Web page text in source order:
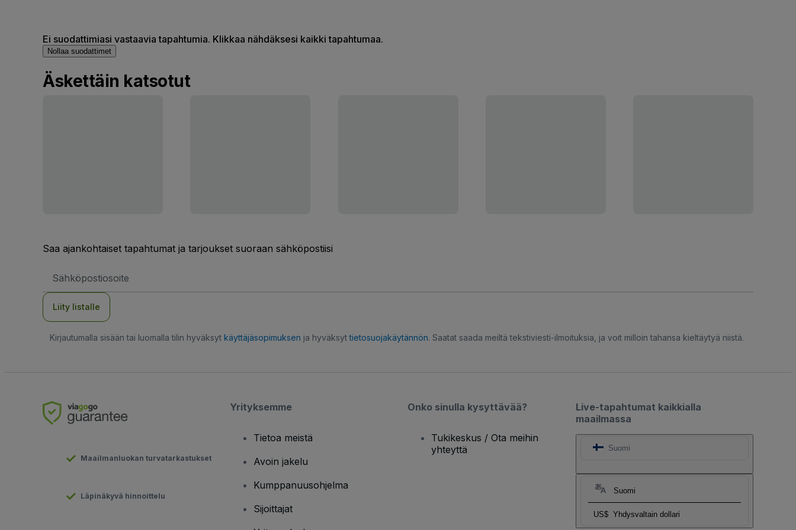
Ei suodattimiasi vastaavia tapahtumia. Klikkaa nähdäksesi kaikki tapahtumaa.
Nollaa suodattimet
Äskettäin katsotut
Saa ajankohtaiset tapahtumat ja tarjoukset suoraan sähköpostiisi
Liity listalle
Kirjautumalla sisään tai luomalla tilin hyväksyt käyttäjäsopimuksen ja hyväksyttietosuojakäytännön. Saatat saada meiltä tekstiviesti-ilmoituksia, ja voit milloin tahansa kieltäytyä niistä.
Live-tapahtumat kaikkialla
maailmassa
Suomi
Suomi
US$ Yhdysvaltain dollari
Maailmanluokan turvatarkastukset
Läpinäkyvä hinnoittelu
Yrityksemme
Tietoa meistä
Avoin jakelu
Kumppanuusohjelma
Sijoittajat
Onko sinulla kysyttävää?
Tukikeskus / Ota meihin
yhteyttä